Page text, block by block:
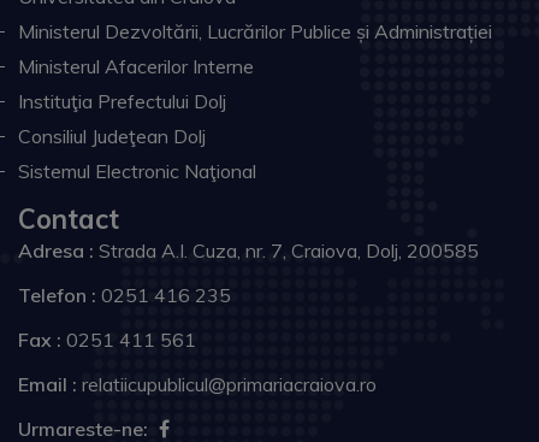
Ministerul Dezvoltării, Lucrărilor Publice și Administrației
Ministerul Afacerilor Interne
Instituţia Prefectului Dolj
Consiliul Judeţean Dolj
Sistemul Electronic Naţional
Contact
Adresa : Strada A.I. Cuza, nr. 7, Craiova, Dolj, 200585
Telefon : 0251 416 235
Fax : 0251 411 561
Email : relatiicupublicul@primariacraiova.ro
Urmareste-ne: